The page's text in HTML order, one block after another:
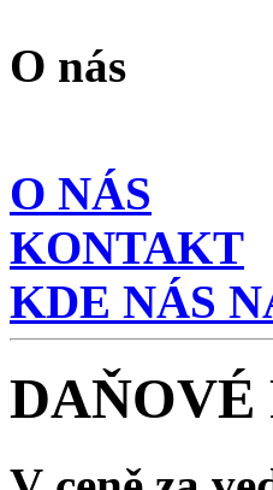
O nás
O NÁS
KONTAKT
KDE NÁS
DAŇOVÉ